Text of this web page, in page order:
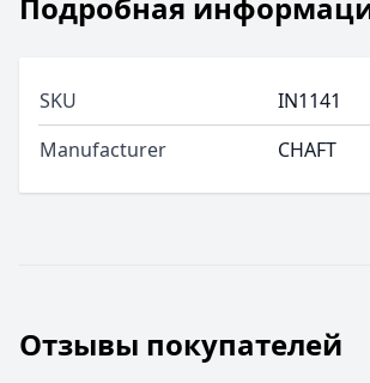
SKU
IN1141
Manufacturer
CHAFT
Отзывы покупателей